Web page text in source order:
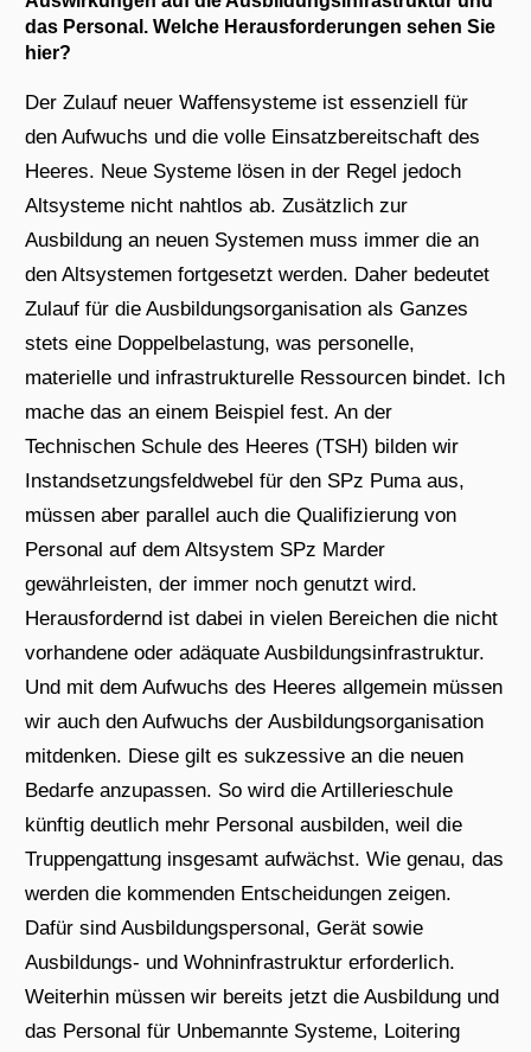
das Personal. Welche Herausforderungen sehen Sie
hier?
Der Zulauf neuer Waffensysteme ist essenziell für
den Aufwuchs und die volle Einsatzbereitschaft des
Heeres. Neue Systeme lösen in der Regel jedoch
Altsysteme nicht nahtlos ab. Zusätzlich zur
Ausbildung an neuen Systemen muss immer die an
den Altsystemen fortgesetzt werden. Daher bedeutet
Zulauf für die Ausbildungsorganisation als Ganzes
stets eine Doppelbelastung, was personelle,
materielle und infrastrukturelle Ressourcen bindet. Ich
mache das an einem Beispiel fest. An der
Technischen Schule des Heeres (TSH) bilden wir
Instandsetzungsfeldwebel für den SPz Puma aus,
müssen aber parallel auch die Qualifizierung von
Personal auf dem Altsystem SPz Marder
gewährleisten, der immer noch genutzt wird.
Herausfordernd ist dabei in vielen Bereichen die nicht
vorhandene oder adäquate Ausbildungsinfrastruktur.
Und mit dem Aufwuchs des Heeres allgemein müssen
wir auch den Aufwuchs der Ausbildungsorganisation
mitdenken. Diese gilt es sukzessive an die neuen
Bedarfe anzupassen. So wird die Artillerieschule
künftig deutlich mehr Personal ausbilden, weil die
Truppengattung insgesamt aufwächst. Wie genau, das
werden die kommenden Entscheidungen zeigen.
Dafür sind Ausbildungspersonal, Gerät sowie
Ausbildungs- und Wohninfrastruktur erforderlich.
Weiterhin müssen wir bereits jetzt die Ausbildung und
das Personal für Unbemannte Systeme, Loitering